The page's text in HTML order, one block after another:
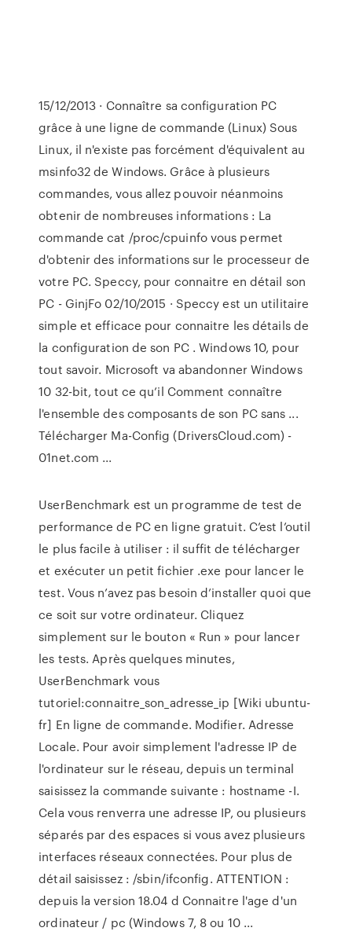
15/12/2013 · Connaître sa configuration PC
grâce à une ligne de commande (Linux) Sous
Linux, il n'existe pas forcément d'équivalent au
msinfo32 de Windows. Grâce à plusieurs
commandes, vous allez pouvoir néanmoins
obtenir de nombreuses informations : La
commande cat /proc/cpuinfo vous permet
d'obtenir des informations sur le processeur de
votre PC. Speccy, pour connaitre en détail son
PC - GinjFo 02/10/2015 · Speccy est un utilitaire
simple et efficace pour connaitre les détails de
la configuration de son PC . Windows 10, pour
tout savoir. Microsoft va abandonner Windows
10 32-bit, tout ce qu’il Comment connaître
l'ensemble des composants de son PC sans ...
Télécharger Ma-Config (DriversCloud.com) -
01net.com ...
UserBenchmark est un programme de test de
performance de PC en ligne gratuit. C’est l’outil
le plus facile à utiliser : il suffit de télécharger
et exécuter un petit fichier .exe pour lancer le
test. Vous n’avez pas besoin d’installer quoi que
ce soit sur votre ordinateur. Cliquez
simplement sur le bouton « Run » pour lancer
les tests. Après quelques minutes,
UserBenchmark vous
tutoriel:connaitre_son_adresse_ip [Wiki ubuntu-
fr] En ligne de commande. Modifier. Adresse
Locale. Pour avoir simplement l'adresse IP de
l'ordinateur sur le réseau, depuis un terminal
saisissez la commande suivante : hostname -I.
Cela vous renverra une adresse IP, ou plusieurs
séparés par des espaces si vous avez plusieurs
interfaces réseaux connectées. Pour plus de
détail saisissez : /sbin/ifconfig. ATTENTION :
depuis la version 18.04 d Connaitre l'age d'un
ordinateur / pc (Windows 7, 8 ou 10 ...